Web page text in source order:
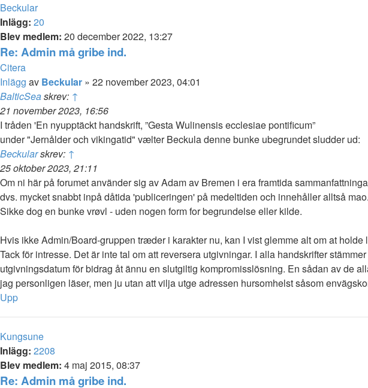
Beckular
Inlägg: 20
Blev medlem: 20 december 2022, 13:27
Re: Admin må gribe ind.
Citera
Inlägg av Beckular » 22 november 2023, 04:01
BalticSeaskrev: ↑
21 november 2023, 16:56
I tråden 'En nyupptäckt handskrift, ”Gesta Wulinensis ecclesiae pontificum”
under "Jernålder och vikingatid" vælter Beckula denne bunke ubegrundet sludder ud:
Beckularskrev: ↑
25 oktober 2023, 21:11
Om ni här på forumet använder sig av Adam av Bremen i era framtida
dvs. mycket snabbt inpå dåtida 'publiceringen' på medeltiden och innehåller alltså
Sikke dog en bunke vrøvl - uden nogen form for begrundelse eller kilde.
Hvis ikke Admin/Board-gruppen træder i karakter nu, kan I vist glemme alt om at
Tack för intresse. Det är inte tal om att reversera utgivningar. I alla handskrifter
utgivningsdatum för bidrag åt ännu en slutgiltig kompromisslösning. En sådan av de
jag personligen läser, men ju utan att vilja utge adressen hursomhelst såsom
Upp
Kungsune
Inlägg: 2208
Blev medlem: 4 maj 2015, 08:37
Re: Admin må gribe ind.